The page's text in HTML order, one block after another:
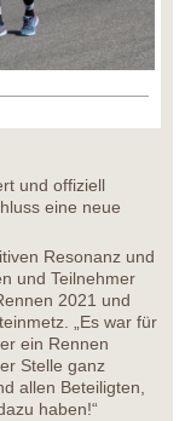
und offiziell
eine neue
Resonanz und
und Teilnehmer
2021 und
„Es war für
ein Rennen
Stelle ganz
allen Beteiligten,
haben!“